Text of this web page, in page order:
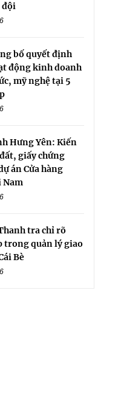
đội
bố quyết định
động kinh doanh
mỹ nghệ tại 5
Hưng Yên: Kiến
giấy chứng
án Cửa hàng
Nam
tra chỉ rõ
trong quản lý giao
Bè